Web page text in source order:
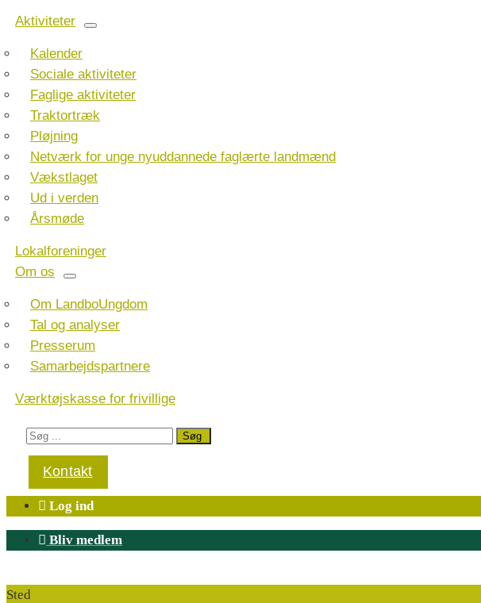
Aktiviteter
Kalender
Sociale aktiviteter
Faglige aktiviteter
Traktortræk
Pløjning
Netværk for unge nyuddannede faglærte landmænd
Vækstlaget
Ud i verden
Årsmøde
Lokalforeninger
Om os
Om LandboUngdom
Tal og analyser
Presserum
Samarbejdspartnere
Værktøjskasse for frivillige
Kontakt
Log ind
Bliv medlem
Sted